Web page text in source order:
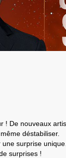
! De nouveaux
déstabiliser.
une surprise
surprises !